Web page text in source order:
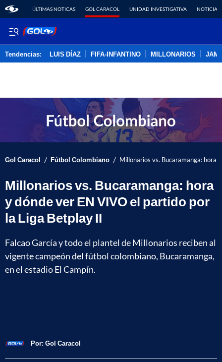
ÚLTIMAS NOTICAS GOL CARACOL UNIDAD INVESTIGATIVA NOTICIAS
Tendencias: LUIS DÍAZ FIFA-INFANTINO MILLONARIOS
Gol Caracol / Fútbol Colombiano / Millonarios vs. Bucaramanga: hora
Millonarios vs. Bucaramanga: hora
y dónde ver EN VIVO el partido por
la Liga Betplay II
Falcao García y todo el plantel de Millonarios reciben al
vigente campeón del fútbol colombiano, Bucaramanga,
en el estadio El Campín.
Por: Gol Caracol